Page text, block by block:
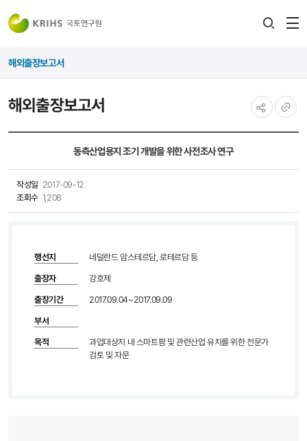
해외출장보고서
해외출장보고서
동측산업용지 조기 개발을 위한 사전조사 연구
작성일 2017-09-12
조회수 1,208
행선지 네덜란드 암스테르담, 로테르담 등
출장자 강호제
출장기간 2017.09.04~2017.09.09
부서
목적
과업대상지 내 스마트팜 및 관련산업 유치를 위한 전문가
검토 및 자문